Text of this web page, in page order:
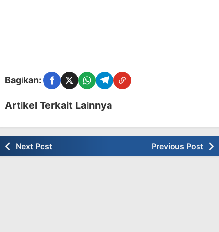
Bagikan: FacebookTwitterWhatsAppTelegramCopy Link
Artikel Terkait Lainnya
Next Post Previous Post